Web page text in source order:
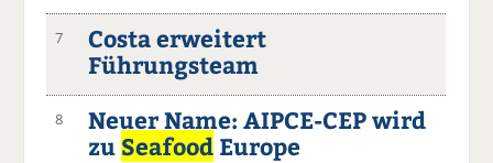
7
Costa erweitert
Führungsteam
8
Neuer Name: AIPCE-CEP wird
zu Seafood Europe